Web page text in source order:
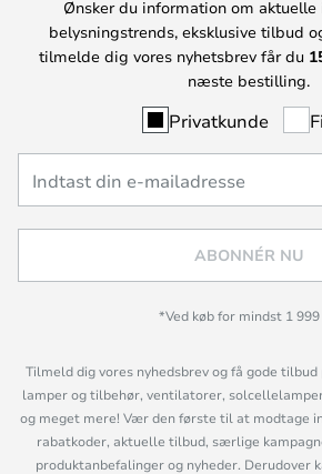
Ønsker du information om
belysningstrends, eksklusive tilbud
tilmelde dig vores nyhetsbrev får du
næste bestilling.
Privatkunde
ABONNÉR NU
*Ved køb for mindst 1 999
Tilmeld dig vores nyhedsbrev og få gode
lamper og tilbehør, ventilatorer,
og meget mere! Vær den første til at modtage
rabatkoder, aktuelle tilbud, særlige
produktanbefalinger og nyheder. Derudover